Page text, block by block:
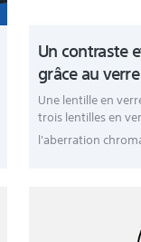
Un contraste
grâce au
Une lentille en
trois lentilles en
l'aberration